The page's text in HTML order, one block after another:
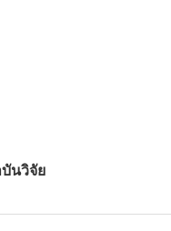
นวิจัย